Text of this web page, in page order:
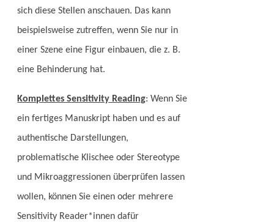
sich diese Stellen anschauen. Das kann
beispielsweise zutreffen, wenn Sie nur in
einer Szene eine Figur einbauen, die z. B.
eine Behinderung hat.
Komplettes Sensitivity Reading: Wenn Sie
ein fertiges Manuskript haben und es auf
authentische Darstellungen,
problematische Klischee oder Stereotype
und Mikroaggressionen überprüfen lassen
wollen, können Sie einen oder mehrere
Sensitivity Reader*innen dafür